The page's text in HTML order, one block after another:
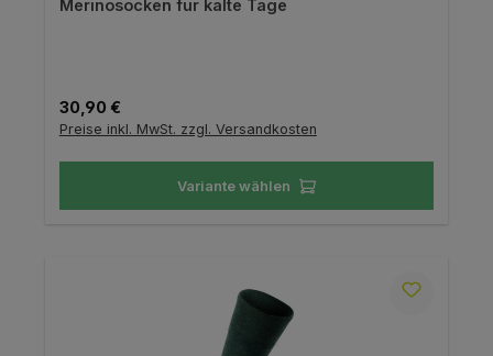
Merinosocken für kalte Tage
Regulärer Preis:
30,90 €
Preise inkl. MwSt. zzgl. Versandkosten
Variante wählen